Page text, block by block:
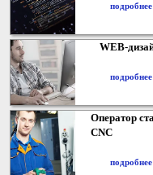
WEB-
Оператор
CNC